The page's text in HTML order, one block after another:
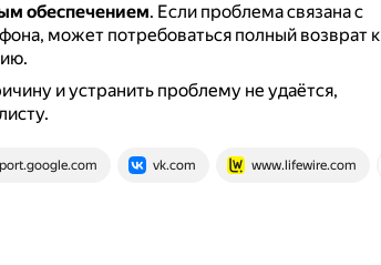
обеспечением. Если проблема связана с
может потребоваться полный возврат к
и устранить проблему не удаётся,
vk.com www.lifewire.com